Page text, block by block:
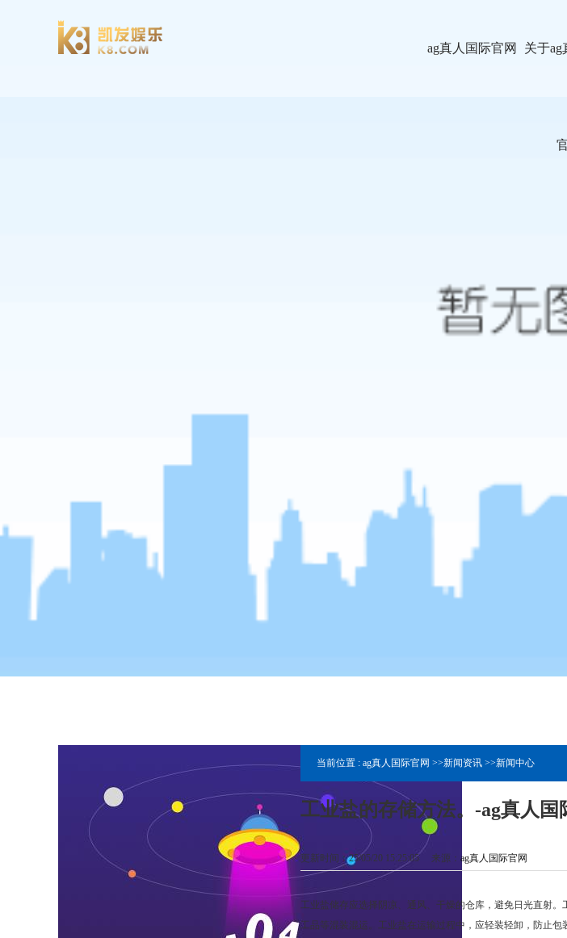
ag真人国际官网 关于ag
当前位置 : ag真人国际官网 >>新闻资讯 >>新闻中心
工业盐的存储方法。-ag真人国
更新时间：25/05/20 15:25:05 来源： ag真人国际官网
工业盐储存应选择阴凉、通风、干燥的仓库，避免日光直射
工品等混装混运。工业盐在运输过程中，应轻装轻卸，防止